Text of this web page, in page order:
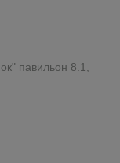
павильон 8.1,